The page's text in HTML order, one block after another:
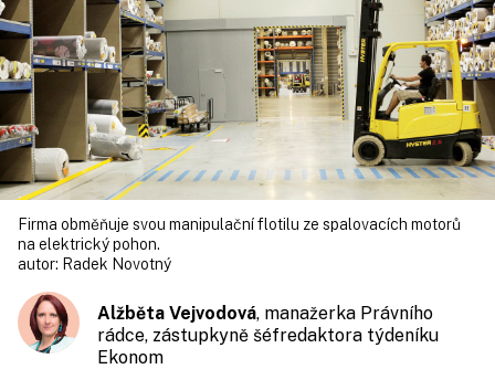
Firma obměňuje svou manipulační flotilu ze spalovacích motorů
na elektrický pohon.
autor: Radek Novotný
Alžběta Vejvodová, manažerka Právního
rádce, zástupkyně šéfredaktora týdeníku
Ekonom